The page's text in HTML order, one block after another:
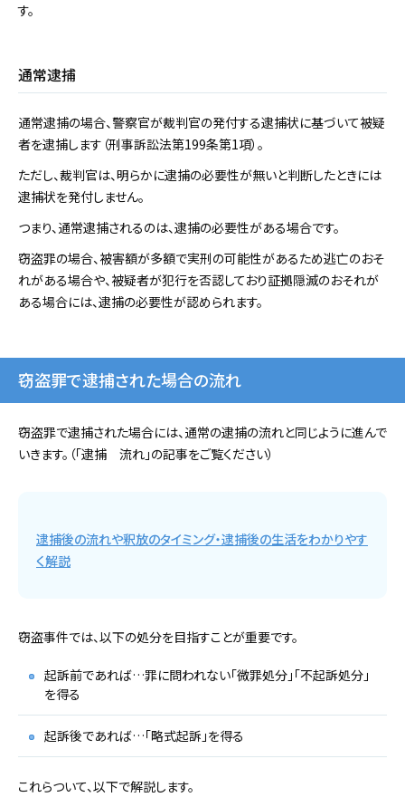
す。
通常逮捕
通常逮捕の場合、警察官が裁判官の発付する逮捕状に基づいて被疑
者を逮捕します（刑事訴訟法第199条第1項）。
ただし、裁判官は、明らかに逮捕の必要性が無いと判断したときには
逮捕状を発付しません。
つまり、通常逮捕されるのは、逮捕の必要性がある場合です。
窃盗罪の場合、被害額が多額で実刑の可能性があるため逃亡のおそ
れがある場合や、被疑者が犯行を否認しており証拠隠滅のおそれが
ある場合には、逮捕の必要性が認められます。
窃盗罪で逮捕された場合の流れ
窃盗罪で逮捕された場合には、通常の逮捕の流れと同じように進んで
いきます。（「逮捕 流れ」の記事をご覧ください）
逮捕後の流れや釈放のタイミング・逮捕後の生活をわかりやす
く解説
窃盗事件では、以下の処分を目指すことが重要です。
起訴前であれば…罪に問われない「微罪処分」「不起訴処分」
を得る
起訴後であれば…「略式起訴」を得る
これらついて、以下で解説します。